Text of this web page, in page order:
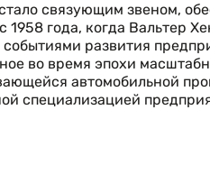
стало связующим звеном,
года, когда Вальтер
развития
во время эпохи
автомобильной
специализацией